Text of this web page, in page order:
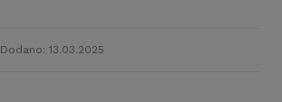
Dodano: 13.03.2025